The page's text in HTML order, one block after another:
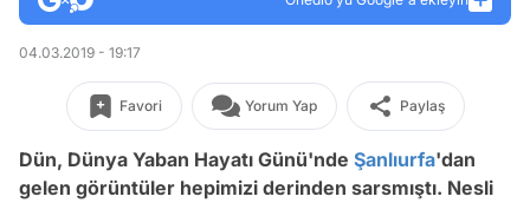
04.03.2019 - 19:17
Favori Yorum Yap Paylaş
Dün, Dünya Yaban Hayatı Günü'nde Şanlıurfa'dan
gelen görüntüler hepimizi derinden sarsmıştı. Nesli